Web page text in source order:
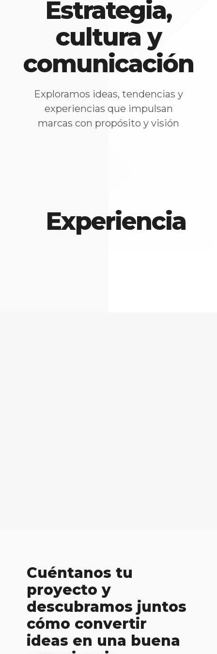
Estrategia,
cultura y
comunicación
Exploramos ideas, tendencias y
experiencias que impulsan
marcas con propósito y visión
Experiencia
Cuéntanos tu
proyecto y
descubramos juntos
cómo convertir
ideas en una buena